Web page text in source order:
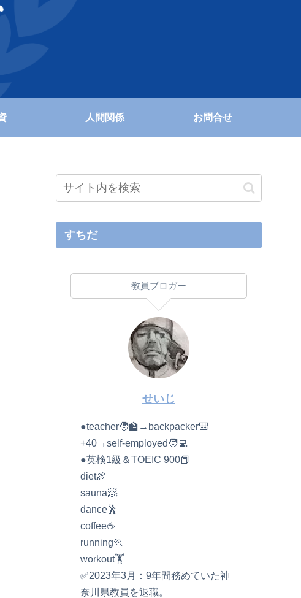
人間関係 お問合せ
すちだ
教員ブロガー
せいじ
●teacher🧑‍🏫→backpacker🎒
+40→self-employed🧑‍💻
●英検1級＆TOEIC 900📕
diet🍖
sauna🧖
dance🕺
coffee☕️
running🏃
workout🏋️
✅2023年3月：9年間務めていた神
奈川県教員を退職。